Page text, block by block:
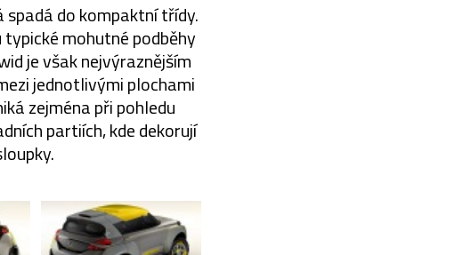
do kompaktní třídy.
typické mohutné podběhy
je však nejvýraznějším
jednotlivými plochami
zejména při pohledu
partiích, kde dekorují